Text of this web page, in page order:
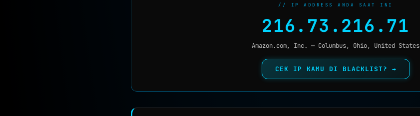
// IP ADDRESS ANDA SAAT INI
216.73.216.71
Amazon.com, Inc. — Columbus, Ohio, United States
CEK IP KAMU DI BLACKLIST? →